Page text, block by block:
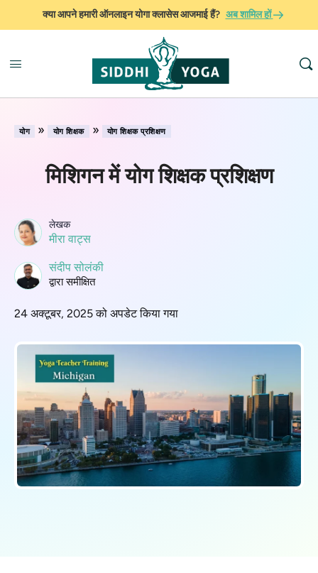
क्या आपने हमारी ऑनलाइन योगा क्लासेस आजमाई हैं? अब शामिल हों
योग » योग शिक्षक » योग शिक्षक प्रशिक्षण
मिशिगन में योग शिक्षक प्रशिक्षण
लेखक
मीरा वाट्स
संदीप सोलंकी
द्वारा समीक्षित
24 अक्टूबर, 2025 को अपडेट किया गया